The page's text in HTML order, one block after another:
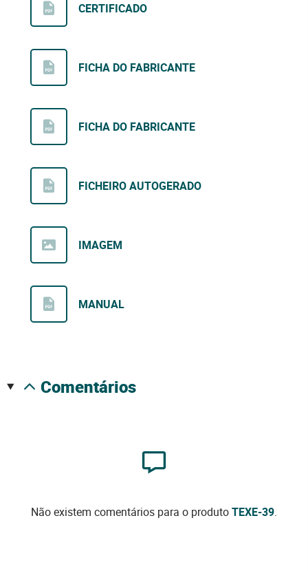
CERTIFICADO
FICHA DO FABRICANTE
FICHA DO FABRICANTE
FICHEIRO AUTOGERADO
IMAGEM
MANUAL
comentários
Não existem comentários para o produtoTEXE-39.